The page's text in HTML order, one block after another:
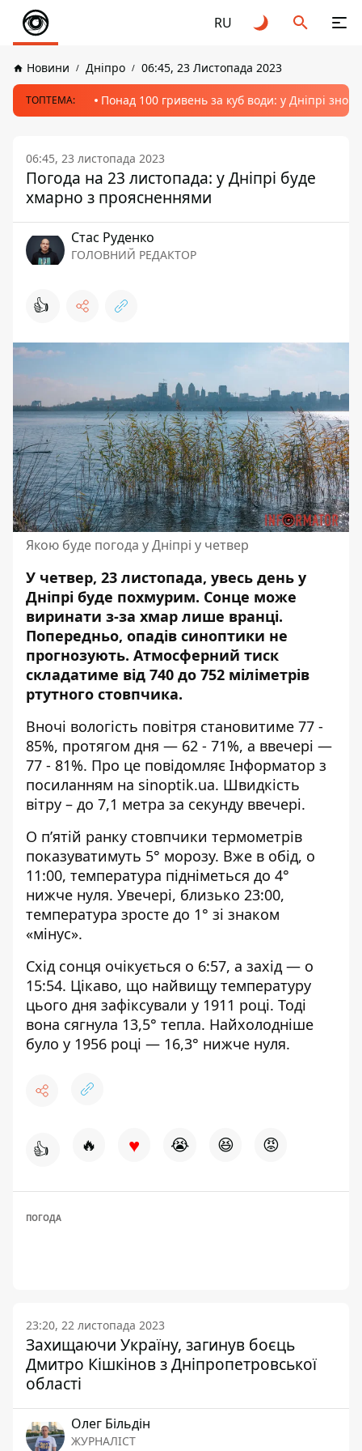
RU
Новини Дніпро 06:45, 23 Листопада 2023
ТОПТЕМА: Понад 100 гривень за куб води: у Дніпрі
06:45, 23 листопада 2023
Погода на 23 листопада: у Дніпрі буде
хмарно з проясненнями
Стас Руденко
ГОЛОВНИЙ РЕДАКТОР
👍
Якою буде погода у Дніпрі у четвер
У четвер, 23 листопада, увесь день у
Дніпрі буде похмурим. Сонце може
виринати з-за хмар лише вранці.
Попередньо, опадів синоптики не
прогнозують. Атмосферний тиск
складатиме від 740 до 752 міліметрів
ртутного стовпчика.
Вночі вологість повітря становитиме 77 -
85%, протягом дня — 62 - 71%, а ввечері —
77 - 81%. Про це повідомляє Інформатор з
посиланням на sinoptik.ua. Швидкість
вітру – до 7,1 метра за секунду ввечері.
О п’ятій ранку стовпчики термометрів
показуватимуть 5° морозу. Вже в обід, о
11:00, температура підніметься до 4°
нижче нуля. Увечері, близько 23:00,
температура зросте до 1° зі знаком
«мінус».
Схід сонця очікується о 6:57, а захід — о
15:54. Цікаво, що найвищу температуру
цього дня зафіксували у 1911 році. Тоді
вона сягнула 13,5° тепла. Найхолодніше
було у 1956 році — 16,3° нижче нуля.
👍 🔥 ♥ 😭 😆 😡
ПОГОДА
23:20, 22 листопада 2023
Захищаючи Україну, загинув боєць
Дмитро Кішкінов з Дніпропетровської
області
Олег Більдін
ЖУРНАЛІСТ